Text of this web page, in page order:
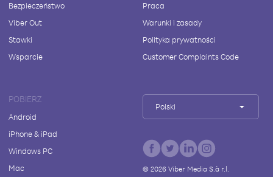
Bezpieczeństwo
Viber Out
Stawki
Wsparcie
Praca
Warunki i zasady
Polityka prywatności
Customer Complaints Code
POBIERZ
Android
iPhone & iPad
Windows PC
Mac
Polski
© 2026Viber Media S.à r.l.